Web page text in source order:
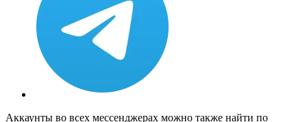
Аккаунты во всех мессенджерах можно также найти по